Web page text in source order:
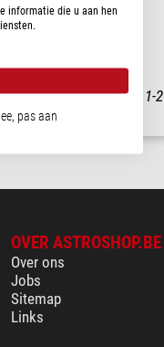
60DX voor Nikon
voor verzending in
1-2
OVER ASTROSHOP.BE
Over ons
Jobs
Sitemap
Links
informatie die u aan hen
pas aan